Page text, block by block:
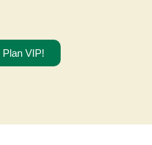
Plan VIP!